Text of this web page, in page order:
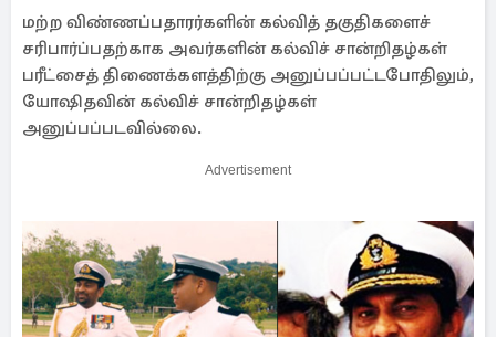
மற்ற விண்ணப்பதாரர்களின் கல்வித் தகுதிகளைச்
சரிபார்ப்பதற்காக அவர்களின் கல்விச் சான்றிதழ்கள்
பரீட்சைத் திணைக்களத்திற்கு அனுப்பப்பட்டபோதிலும்,
யோஷிதவின் கல்விச் சான்றிதழ்கள்
அனுப்பப்படவில்லை.
Advertisement